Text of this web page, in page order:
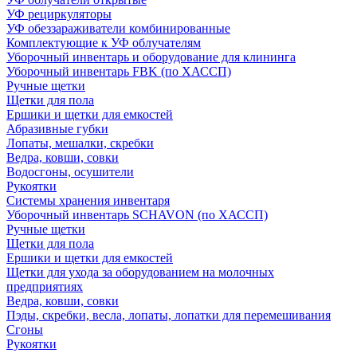
УФ рециркуляторы
УФ обеззараживатели комбинированные
Комплектующие к УФ облучателям
Уборочный инвентарь и оборудование для клининга
Уборочный инвентарь FBK (по ХАССП)
Ручные щетки
Щетки для пола
Ершики и щетки для емкостей
Абразивные губки
Лопаты, мешалки, скребки
Ведра, ковши, совки
Водосгоны, осушители
Рукоятки
Системы хранения инвентаря
Уборочный инвентарь SCHAVON (по ХАССП)
Ручные щетки
Щетки для пола
Ершики и щетки для емкостей
Щетки для ухода за оборудованием на молочных
предприятиях
Ведра, ковши, совки
Пэды, скребки, весла, лопаты, лопатки для перемешивания
Сгоны
Рукоятки